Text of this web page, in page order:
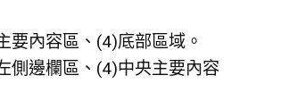
內容區、(4)底部區域。
側邊欄區、(4)中央主要內容